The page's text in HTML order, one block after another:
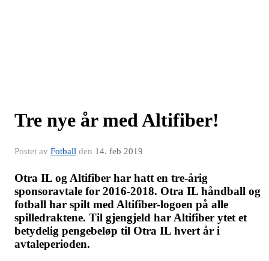
Tre nye år med Altifiber!
Postet av Fotball den 14. feb 2019
Otra IL og Altifiber har hatt en tre-årig
sponsoravtale for 2016-2018. Otra IL håndball og
fotball har spilt med Altifiber-logoen på alle
spilledraktene. Til gjengjeld har Altifiber ytet et
betydelig pengebeløp til Otra IL hvert år i
avtaleperioden.